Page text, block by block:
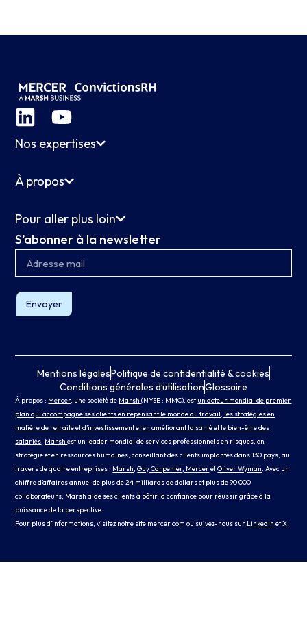
Nos expertises
À propos
Pour aller plus loin
S’abonner à la newsletter
Envoyer
Mentions légalesPolitique de confidentialité & cookies
Conditions générales d’utilisationGlossaire
À propos : Mercer, une société de Marsh(NYSE : MMC), estun acteur mondial de premier
plan qui accompagne ses clients en repensant le monde du travail, les stratégies en
matière de retraite et d’investissement et en améliorant la santé et le bien-être des
salariés. Marshest un leader mondial de services professionnels en risques, en
stratégie et en ressources humaines, conseillant des clients implantés dans 130 pays, au
travers de quatre entreprises : Marsh,Guy Carpenter, MerceretOliver Wyman. Avec un
chiffre d’affaires annuel de plus de 24 milliards de dollars et plus de 90 000
collaborateurs, Marsh aide ses clients à bâtir la confiance pour réussir grâce à la
puissance de la perspective.
Pour plus d’informations, visitez notre site mercer.com ou suivez-nous sur LinkedIn etX.